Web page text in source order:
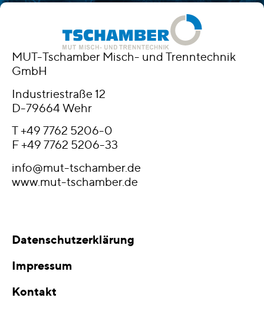
MUT-Tschamber Misch- und Trenntechnik
GmbH
Industriestraße 12
D-79664 Wehr
T+49 7762 5206-0
F +49 7762 5206-33
info@mut-tschamber.de
www.mut-tschamber.de
Datenschutzerklärung
Impressum
Kontakt